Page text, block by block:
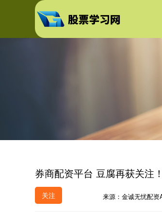
券商配资平台 豆腐再获关注
关注 来源：金诚无忧配资